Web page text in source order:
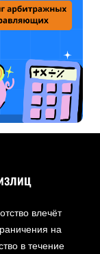
влечёт
на
в течение